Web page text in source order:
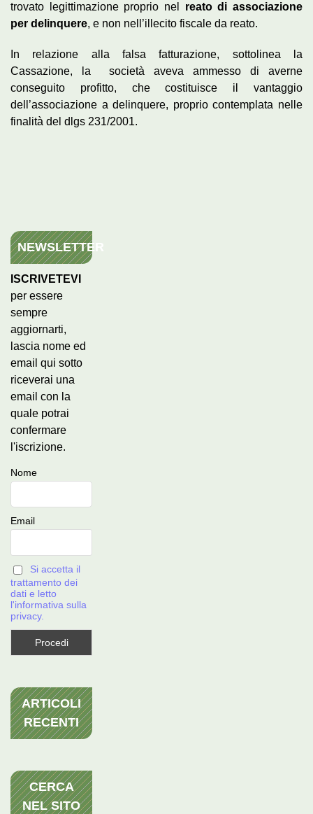
trovato legittimazione proprio nel reato di associazione
per delinquere, e non nell’illecito fiscale da reato.
In relazione alla falsa fatturazione, sottolinea la
Cassazione, la società aveva ammesso di averne
conseguito profitto, che costituisce il vantaggio
dell’associazione a delinquere, proprio contemplata nelle
finalità del dlgs 231/2001.
NEWSLETTER
ISCRIVETEVI
per essere
sempre
aggiornarti,
lascia nome ed
email qui sotto
riceverai una
email con la
quale potrai
confermare
l'iscrizione.
Nome
Email
Si accetta il
trattamento dei
dati e letto
l'informativa sulla
privacy.
ARTICOLI
RECENTI
CERCA
NEL SITO